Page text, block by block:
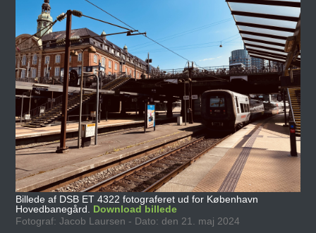
Billede af DSB ET 4322 fotograferet ud for København
Hovedbanegård. Download billede
Fotograf: Jacob Laursen - Dato: den 21. maj 2024